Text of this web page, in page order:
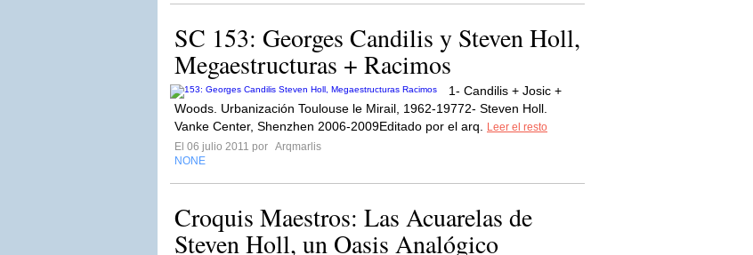
SC 153: Georges Candilis y Steven Holl,
Megaestructuras + Racimos
1- Candilis + Josic +
Woods. Urbanización Toulouse le Mirail, 1962-19772- Steven Holl.
Vanke Center, Shenzhen 2006-2009Editado por el arq.
Leer el resto
El 06 julio 2011 por Arqmarlis
NONE
Croquis Maestros: Las Acuarelas de
Steven Holl, un Oasis Analógico